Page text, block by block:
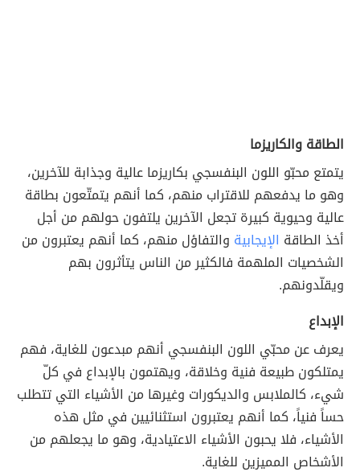
الطاقة والكاريزما
يتمتع محبّو اللون البنفسجي بكاريزما عالية وجذابة للآخرين،
وهو ما يدفعهم للاقتراب منهم، كما أنهم يتمتّعون بطاقة
عالية وحيوية كبيرة تجعل الآخرين يلتفون حولهم من أجل
أخذ الطاقة الإيجابية والتفاؤل منهم، كما أنهم يعتبرون من
الشخصيات الملهمة فالكثير من الناس يتأثرون بهم
ويقلّدونهم.
الإبداع
يعرف عن محبّي اللون البنفسجي أنهم مبدعون للغاية، فهم
يمتلكون طبيعة فنية وخلاقة، ويهتمون بالإبداع في كلّ
شيء، كالملابس والديكورات وغيرها من الأشياء التي تتطلب
حساً فنياً، كما أنهم يعتبرون استثنائيين في مثل هذه
الأشياء، فلا يحبون الأشياء الاعتيادية، وهو ما يجعلهم من
الأشخاص المميزين للغاية.